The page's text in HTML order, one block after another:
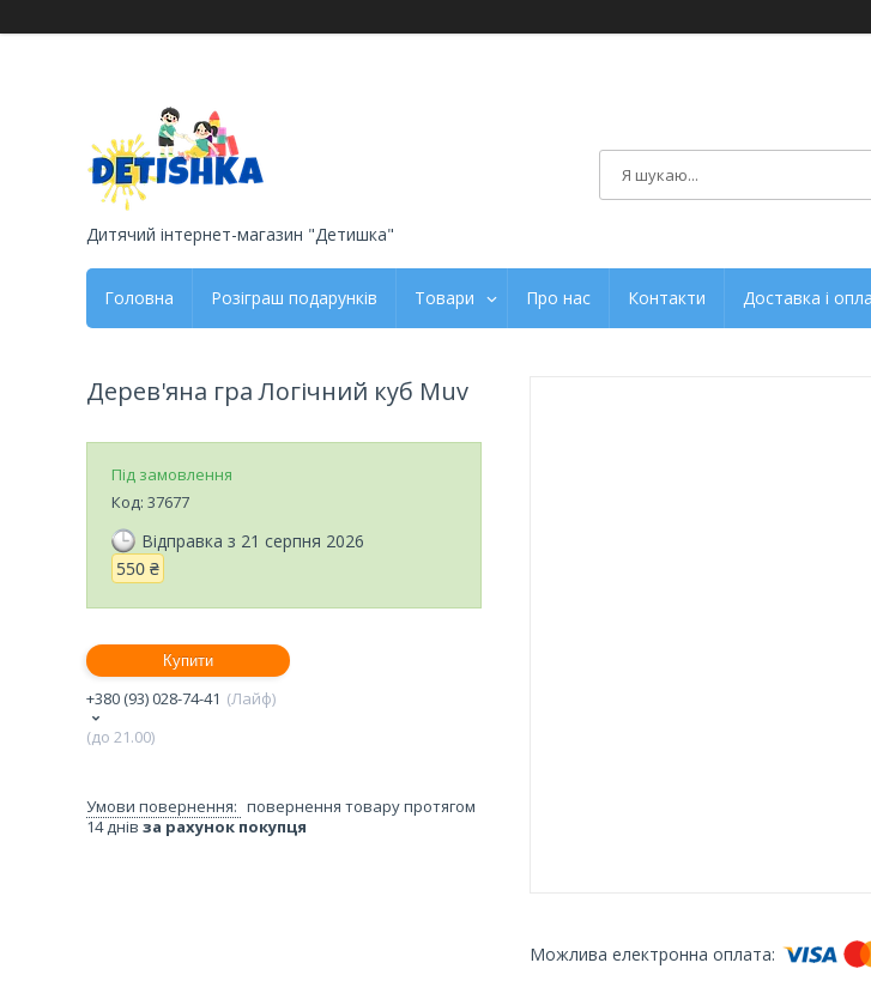
Дитячий інтернет-магазин "Детишка"
Головна Розіграш подарунків Товари Про нас Контакти Доставка і
Дерев'яна гра Логічний куб Muv
Під замовлення
Код: 37677
Відправка з 21 серпня 2026
550 ₴
Купити
+380 (93) 028-74-41
Лайф
(до 21.00)
повернення товару протягом
14 днів за рахунок покупця